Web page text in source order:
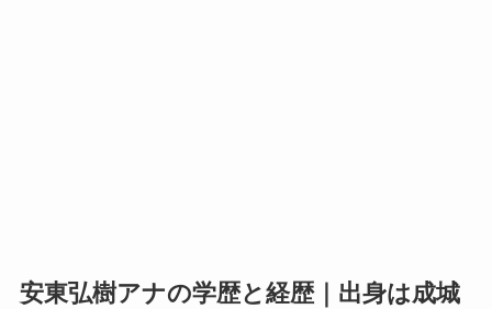
安東弘樹アナの学歴と経歴｜出身は成城